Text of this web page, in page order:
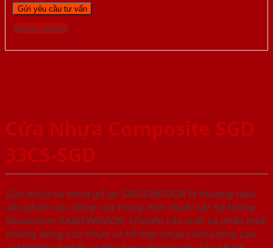
Gọi 0976.169.864
Cửa Nhựa Composite SGD
33CS-SGD
Cửa nhựa và nhựa gỗ tại SAIGONDOOR là thương hiệu
sản phẩm các dòng cửa trong một chuỗi các hệ thống
Showroom SAIGONDOOR. Chuyên sản xuất và phân phối
những dòng cửa nhựa và hỗ hợp nhựa chất lượng cao,